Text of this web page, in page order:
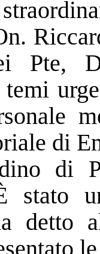
Pte,
di
di
stato
detto